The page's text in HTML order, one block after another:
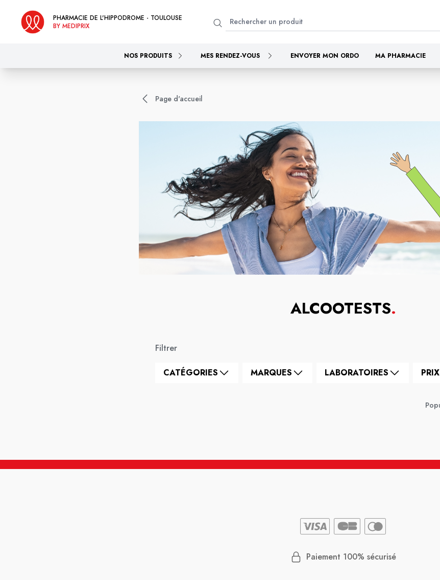
PHARMACIE DE L'HIPPODROME - TOULOUSE
BY MEDIPRIX
NOS PRODUITS MES RENDEZ-VOUS ENVOYER MON ORDO MA PHARMACIE
Page d'accueil
ALCOOTESTS.
Filtrer
CATÉGORIES MARQUES LABORATOIRES PRIX
Paiement 100% sécurisé